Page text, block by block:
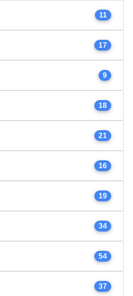
11
17
9
18
21
16
19
34
54
37